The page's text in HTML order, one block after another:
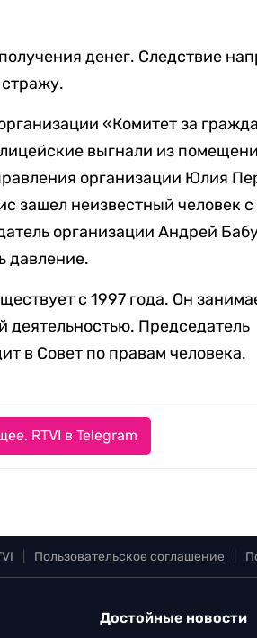
денег. Следствие
«Комитет за
выгнали из
организации Юлия
зашел неизвестный человек
организации Андрей
давление.
с 1997 года. Он
деятельностью. Председатель
в Совет по правам человека.
RTVI в Telegram
Пользовательское соглашение
Достойные новости